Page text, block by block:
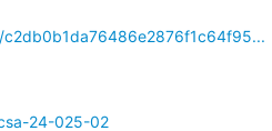
24-025-02